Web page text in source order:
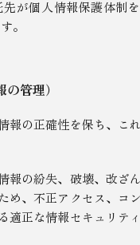
先が個人情報保護体制
。
管理）
報の正確性を保ち、こ
報の紛失、破壊、改ざ
め、不正アクセス、コ
適正な情報セキュリテ